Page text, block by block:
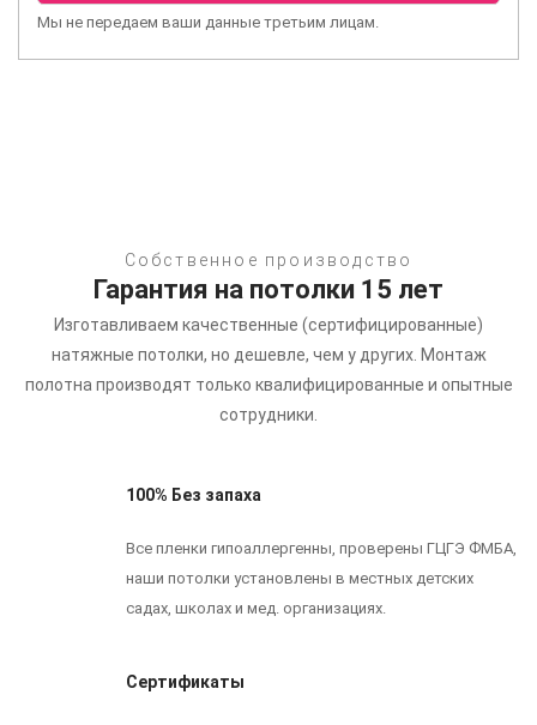
Мы не передаем ваши данные третьим лицам.
Собственное производство
Гарантия на потолки 15 лет
Изготавливаем качественные (сертифицированные)
натяжные потолки, но дешевле, чем у других. Монтаж
полотна производят только квалифицированные и опытные
сотрудники.
100% Без запаха
Все пленки гипоаллергенны, проверены ГЦГЭ ФМБА,
наши потолки установлены в местных детских
садах, школах и мед. организациях.
Сертификаты